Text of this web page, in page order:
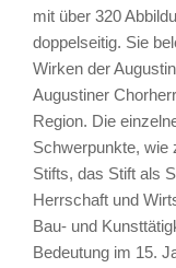
mit über 320
doppelseitig. Sie
Wirken der
Augustiner
Region. Die
Schwerpunkte, wie
Stifts, das Stift als
Herrschaft und
Bau- und
Bedeutung im 15.